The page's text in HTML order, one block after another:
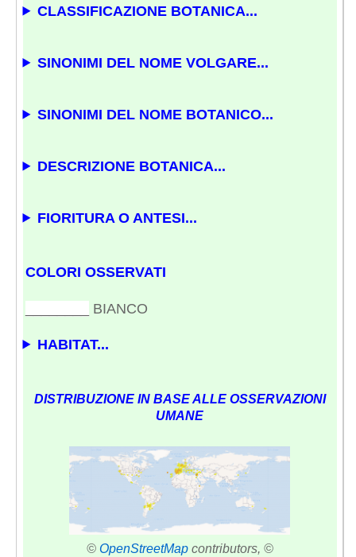
CLASSIFICAZIONE BOTANICA...
SINONIMI DEL NOME VOLGARE...
SINONIMI DEL NOME BOTANICO...
DESCRIZIONE BOTANICA...
FIORITURA O ANTESI...
COLORI OSSERVATI
BIANCO
HABITAT...
DISTRIBUZIONE IN BASE ALLE OSSERVAZIONI
UMANE
© OpenStreetMapcontributors, ©